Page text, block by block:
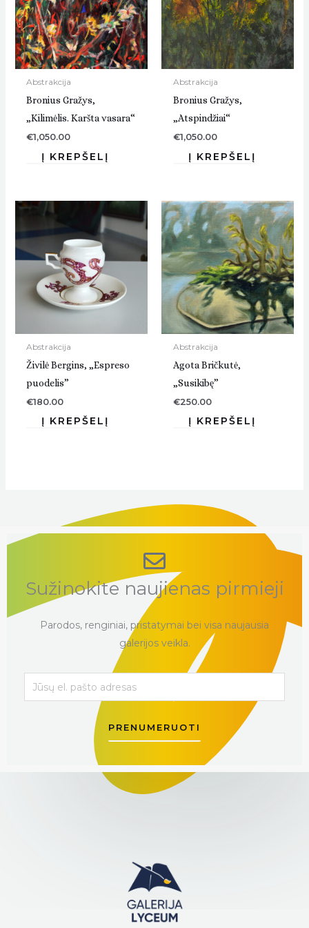
Abstrakcija
Bronius Gražys,
„Kilimėlis. Karšta vasara“
€1,050.00
Abstrakcija
Bronius Gražys,
„Atspindžiai“
€1,050.00
Abstrakcija
Živilė Bergins, „Espreso
puodelis”
€180.00
Abstrakcija
Agota Bričkutė,
„Susikibę”
€250.00
Sužinokite naujienas pirmieji
Parodos, renginiai, pristatymai bei visa naujausia
galerijos veikla.
PRENUMERUOTI